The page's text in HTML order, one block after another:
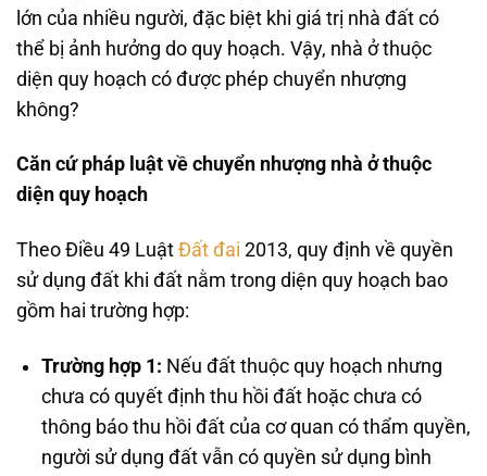
lớn của nhiều người, đặc biệt khi giá trị nhà đất có
thể bị ảnh hưởng do quy hoạch. Vậy, nhà ở thuộc
diện quy hoạch có được phép chuyển nhượng
không?
Căn cứ pháp luật về chuyển nhượng nhà ở thuộc
diện quy hoạch
Theo Điều 49 Luật Đất đai 2013, quy định về quyền
sử dụng đất khi đất nằm trong diện quy hoạch bao
gồm hai trường hợp:
Trường hợp 1: Nếu đất thuộc quy hoạch nhưng
chưa có quyết định thu hồi đất hoặc chưa có
thông báo thu hồi đất của cơ quan có thẩm quyền,
người sử dụng đất vẫn có quyền sử dụng bình